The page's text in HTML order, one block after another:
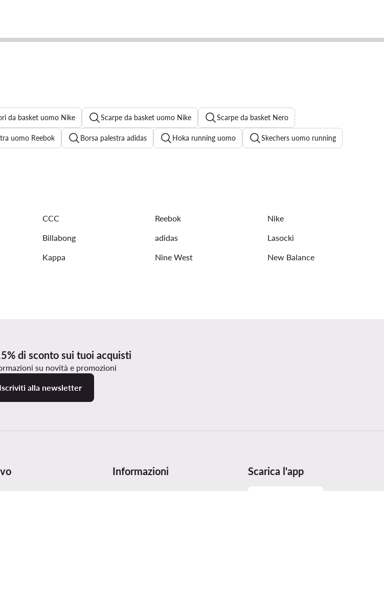
da basket uomo Nike Scarpe da basket uomo Nike Scarpe da basket Nero
uomo Reebok Borsa palestra adidas Hoka running uomo Skechers uomo running
CCC Reebok
Nike
Billabong adidas
Lasocki
Kappa Nine West
New Balance
di sconto sui tuoi acquisti
su novità e promozioni
Iscriviti alla newsletter
Informazioni Scarica l'app